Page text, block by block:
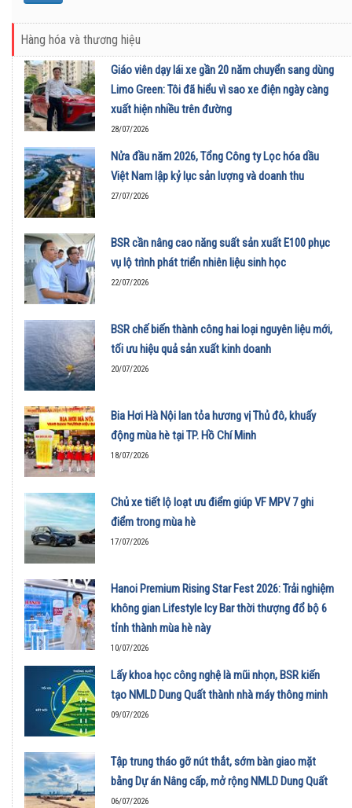
Hàng hóa và thương hiệu
Giáo viên dạy lái xe gần 20 năm chuyển sang dùng
Limo Green: Tôi đã hiểu vì sao xe điện ngày càng
xuất hiện nhiều trên đường
28/07/2026
Nửa đầu năm 2026, Tổng Công ty Lọc hóa dầu
Việt Nam lập kỷ lục sản lượng và doanh thu
27/07/2026
BSR cần nâng cao năng suất sản xuất E100 phục
vụ lộ trình phát triển nhiên liệu sinh học
22/07/2026
BSR chế biến thành công hai loại nguyên liệu mới,
tối ưu hiệu quả sản xuất kinh doanh
20/07/2026
Bia Hơi Hà Nội lan tỏa hương vị Thủ đô, khuấy
động mùa hè tại TP. Hồ Chí Minh
18/07/2026
Chủ xe tiết lộ loạt ưu điểm giúp VF MPV 7 ghi
điểm trong mùa hè
17/07/2026
Hanoi Premium Rising Star Fest 2026: Trải nghiệm
không gian Lifestyle Icy Bar thời thượng đổ bộ 6
tỉnh thành mùa hè này
10/07/2026
Lấy khoa học công nghệ là mũi nhọn, BSR kiến
tạo NMLD Dung Quất thành nhà máy thông minh
09/07/2026
Tập trung tháo gỡ nút thắt, sớm bàn giao mặt
bằng Dự án Nâng cấp, mở rộng NMLD Dung Quất
06/07/2026